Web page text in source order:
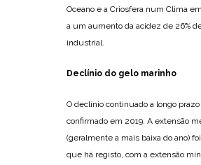
Oceano e a Criosfera num Clima
a um aumento da acidez de 26%
industrial.
Declínio do gelo marinho
O declínio continuado a longo
confirmado em 2019. A extensão
(geralmente a mais baixa do ano)
que há registo, com a extensão